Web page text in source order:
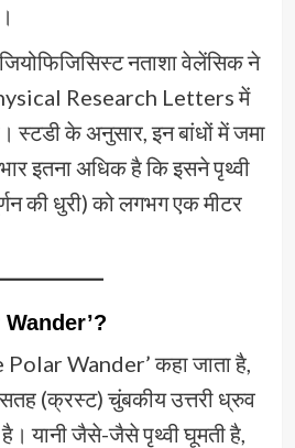
नताशा वेलेंसिक ने
Research Letters में
स्टडी के अनुसार, इन बांधों में जमा
इतना अधिक है कि इसने पृथ्वी
की धुरी) को लगभग एक मीटर
Wander’?
Polar Wander’ कहा जाता है,
(क्रस्ट) चुंबकीय उत्तरी ध्रुव
यानी जैसे-जैसे पृथ्वी घूमती है,